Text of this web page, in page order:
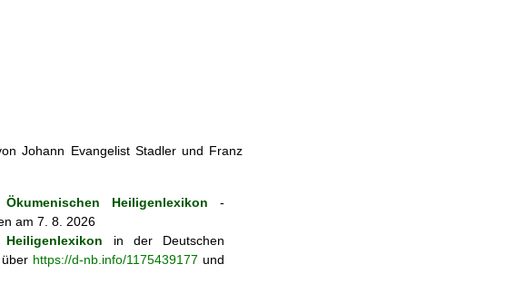
Johann Evangelist Stadler und Franz
Ökumenischen Heiligenlexikon -
am 7. 8. 2026
in der Deutschen
https://d-nb.info/1175439177 und